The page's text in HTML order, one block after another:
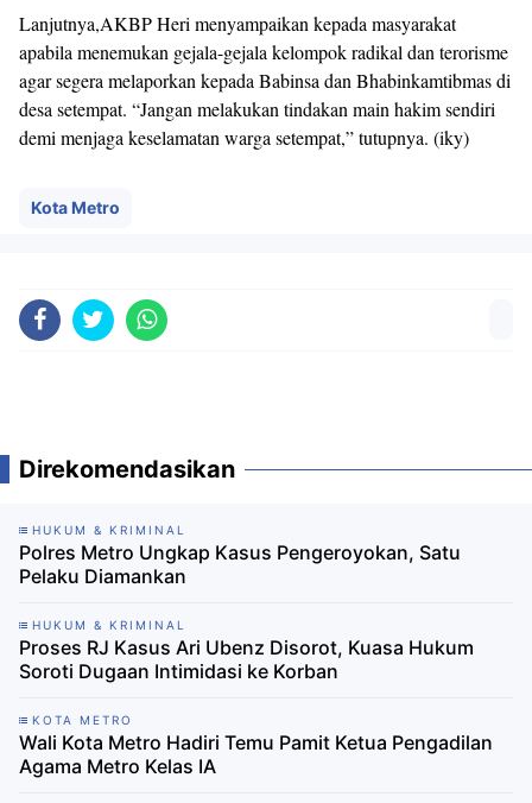
Lanjutnya,AKBP Heri menyampaikan kepada masyarakat
apabila menemukan gejala-gejala kelompok radikal dan terorisme
agar segera melaporkan kepada Babinsa dan Bhabinkamtibmas di
desa setempat. “Jangan melakukan tindakan main hakim sendiri
demi menjaga keselamatan warga setempat,” tutupnya. (iky)
Kota Metro
Direkomendasikan
HUKUM & KRIMINAL
Polres Metro Ungkap Kasus Pengeroyokan, Satu
Pelaku Diamankan
HUKUM & KRIMINAL
Proses RJ Kasus Ari Ubenz Disorot, Kuasa Hukum
Soroti Dugaan Intimidasi ke Korban
KOTA METRO
Wali Kota Metro Hadiri Temu Pamit Ketua Pengadilan
Agama Metro Kelas IA